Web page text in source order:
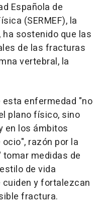
Española de
(SERMEF), la
sostenido que las
de las fracturas
vertebral, la
esta enfermedad "no
plano físico, sino
en los ámbitos
razón por la
medidas de
de vida
y fortalezcan
fractura.